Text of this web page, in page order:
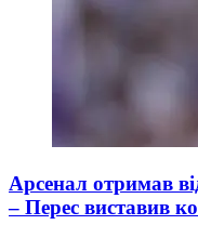
Арсенал отримав
– Перес виставив